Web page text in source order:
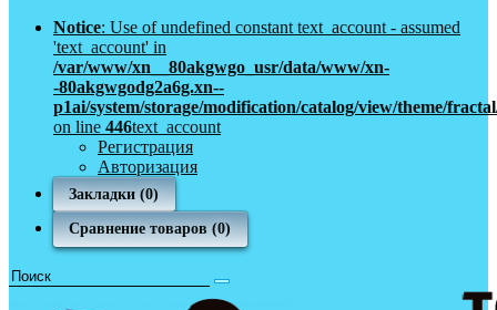
Notice: Use of undefined constant text_account - assumed
'text_account' in
/var/www/xn__80akgwgo_usr/data/www/xn-
-80akgwgodg2a6g.xn--
p1ai/system/storage/modification/catalog/view/theme/
on line 446text_account
Регистрация
Авторизация
Закладки (0)
Сравнение товаров (0)